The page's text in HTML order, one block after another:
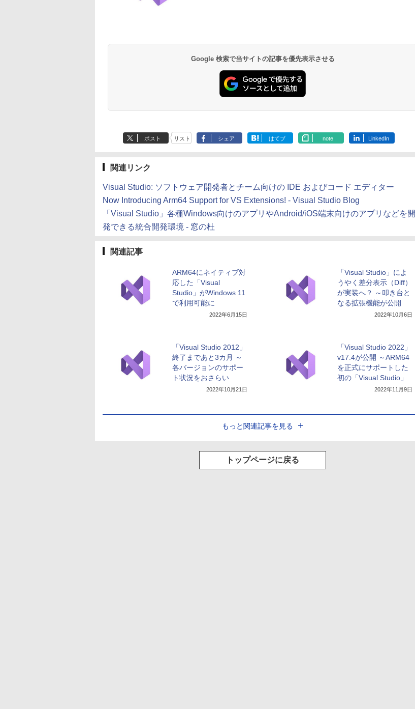
版|Windows11、
￥39,582
インゲームコード】
ラインコード版
￥3,200
ンゲームコード】 ロ
ンコード版
￥1,600
ズ (はぴーイラスト
マニュアル AI副業に
もKindle出版にも！
非エンジニアのため
のAIコーディング入
￥99
￥2,326
続バッテリー、6イン
書籍リーダー、ブラ
ック、16GB、広告な
￥16,980
るさ自動調整、色調
持続バッテリー、広
告なし、メタリック
ブラック
￥27,980
レイ、色調調節ライ
ッテリー、広告無
し、ブラック (2025
年発売)
￥31,980
Google 検索で当サイトの記事を優先表示させる
ポスト リスト シェア はてブ note LinkedIn
関連リンク
Visual Studio: ソフトウェア開発者とチーム向けの IDE およびコード エディター
Now Introducing Arm64 Support for VS Extensions! - Visual Studio Blog
「Visual Studio」各種Windows向けのアプリやAndroid/iOS端末向けのアプリなどを開
発できる統合開発環境 - 窓の杜
関連記事
ARM64にネイティブ対
応した「Visual
Studio」がWindows 11
で利用可能に
2022年6月15日
「Visual Studio」によ
うやく差分表示（Diff）
が実装へ？ ～叩き台と
なる拡張機能が公開
2022年10月6日
「Visual Studio 2012」
終了まであと3カ月 ～
各バージョンのサポー
ト状況をおさらい
2022年10月21日
「Visual Studio 2022」
v17.4が公開 ～ARM64
を正式にサポートした
初の「Visual Studio」
2022年11月9日
もっと関連記事を見る
トップページに戻る